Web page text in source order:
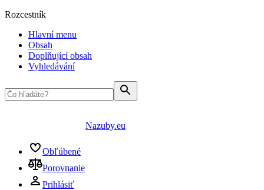
Rozcestník
Hlavní menu
Obsah
Doplňující obsah
Vyhledávání
Nazuby.eu
Obľúbené
Porovnanie
Prihlásiť